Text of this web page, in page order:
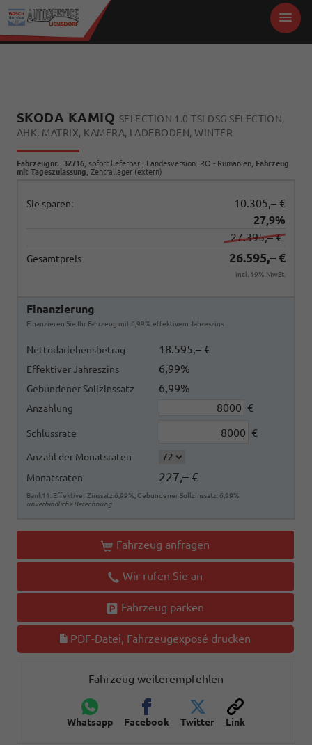
SKODA KAMIQ SELECTION 1.0 TSI DSG SELECTION,
AHK, MATRIX, KAMERA, LADEBODEN, WINTER
Fahrzeugnr.: 32716 sofort lieferbar , Landesversion: RO - Rumänien, Fahrzeug
mit Tageszulassung , Zentrallager (extern)
Sie sparen:
10.305,– €
27,9%
27.395,– €
Gesamtpreis 26.595,– €
incl. 19% MwSt.
Finanzierung
Finanzieren Sie Ihr Fahrzeug mit 6,99% effektivem Jahreszins
Nettodarlehensbetrag 18.595,– €
Effektiver Jahreszins 6,99%
Gebundener Sollzinssatz 6,99%
Anzahlung €
Schlussrate €
Anzahl der Monatsraten
Monatsraten
227,– €
Bank11. Effektiver Zinssatz:6,99%, Gebundener Sollzinssatz: 6,99%
unverbindliche Berechnung
Fahrzeug anfragen
Wir rufen Sie an
Fahrzeug parken
PDF-Datei, Fahrzeugexposé drucken
Fahrzeug weiterempfehlen
Whatsapp Facebook Twitter Link